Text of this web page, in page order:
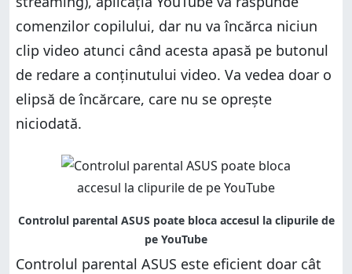
comenzilor copilului, dar nu va încărca niciun
clip video atunci când acesta apasă pe butonul
de redare a conținutului video. Va vedea doar o
elipsă de încărcare, care nu se oprește
niciodată.
Controlul parental ASUS este eficient doar cât